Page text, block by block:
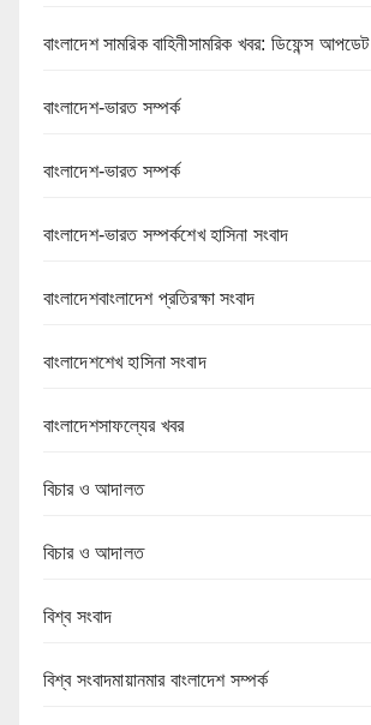
বাংলাদেশ সামরিক বাহিনীসামরিক খবর: ডিফেন্স আপডেট
বাংলাদেশ-ভারত সম্পর্ক
বাংলাদেশ-ভারত সম্পর্ক
বাংলাদেশ-ভারত সম্পর্কশেখ হাসিনা সংবাদ
বাংলাদেশবাংলাদেশ প্রতিরক্ষা সংবাদ
বাংলাদেশশেখ হাসিনা সংবাদ
বাংলাদেশসাফল্যের খবর
বিচার ও আদালত
বিচার ও আদালত
বিশ্ব সংবাদ
বিশ্ব সংবাদমায়ানমার বাংলাদেশ সম্পর্ক